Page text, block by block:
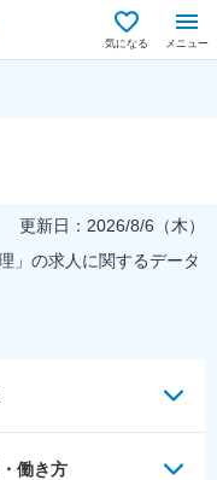
気になる メニュー
更新日： 2026/8/6（木）
」の求人に関するデータ
働き方